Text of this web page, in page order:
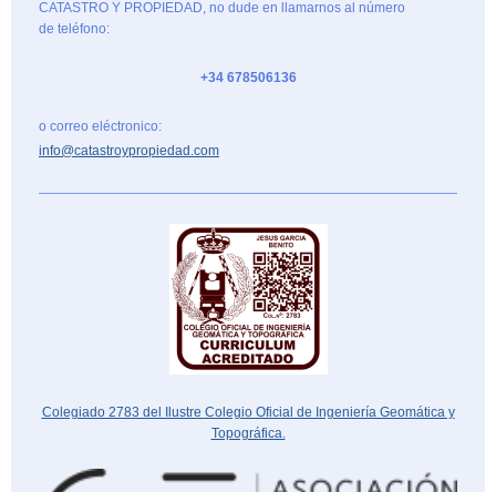
CATASTRO Y PROPIEDAD , no dude en llamarnos al número
de teléfono:
+34 678506136
o correo eléctronico:
info@catastroypropiedad.com
Colegiado 2783 del Ilustre Colegio Oficial de Ingeniería Geomática y
Topográfica.